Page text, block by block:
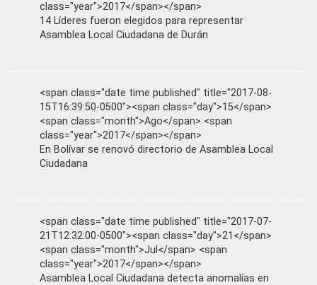
class="year">2017</span></span>
14 Líderes fueron elegidos para representar
Asamblea Local Ciudadana de Durán
<span class="date time published" title="2017-08-
15T16:39:50-0500"><span class="day">15</span>
<span class="month">Ago</span> <span
class="year">2017</span></span>
En Bolívar se renovó directorio de Asamblea Local
Ciudadana
<span class="date time published" title="2017-07-
21T12:32:00-0500"><span class="day">21</span>
<span class="month">Jul</span> <span
class="year">2017</span></span>
Asamblea Local Ciudadana detecta anomalías en